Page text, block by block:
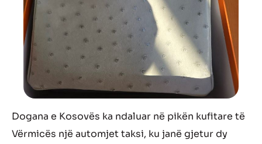
Dogana e Kosovës ka ndaluar në pikën kufitare të
Vërmicës një automjet taksi, ku janë gjetur dy